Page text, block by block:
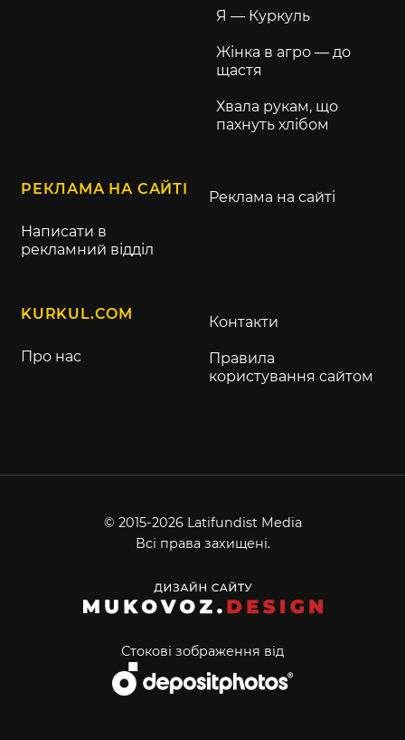
Я — Куркуль
Жінка в агро — до
щастя
Хвала рукам, що
пахнуть хлібом
РЕКЛАМА НА САЙТІ
Написати в
рекламний відділ
Реклама на сайті
KURKUL.COM
Про нас
Контакти
Правила
користування сайтом
© 2015-2026 Latifundist Media
Всі права захищені.
Стокові зображення від